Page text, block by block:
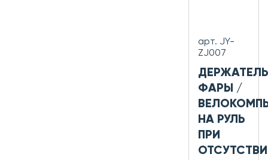
арт. JY-
ZJ007
ДЕРЖАТЕЛЬ
ФАРЫ /
НА РУЛЬ
ПРИ